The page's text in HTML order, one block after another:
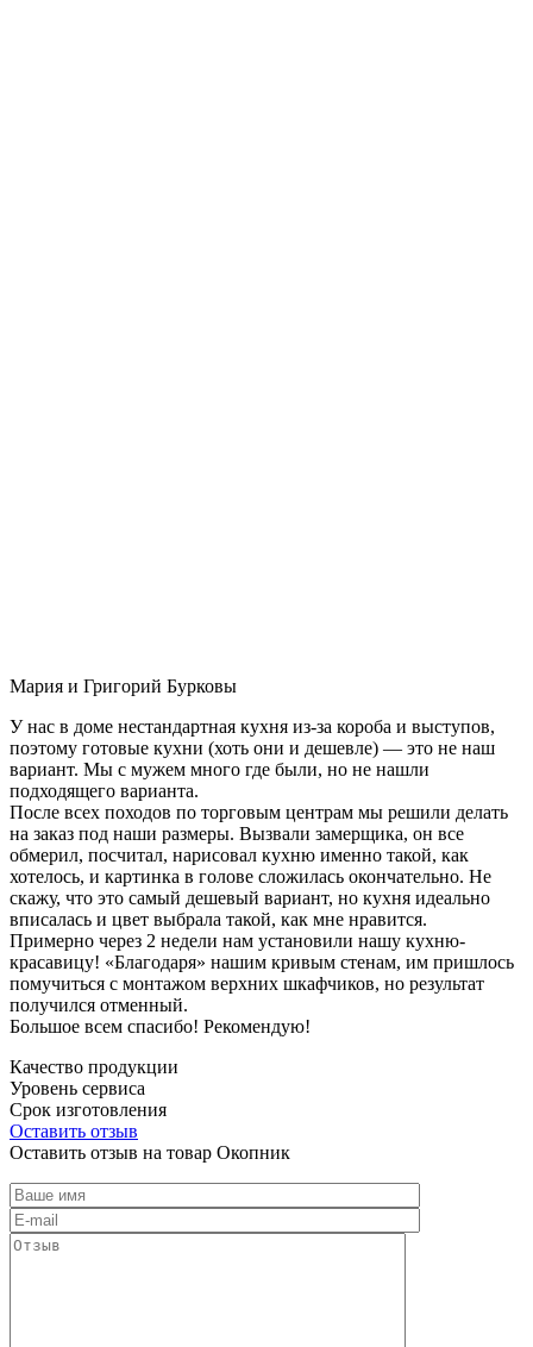
Мария и Григорий Бурковы
У нас в доме нестандартная кухня из-за короба и выступов,
поэтому готовые кухни (хоть они и дешевле) — это не наш
вариант. Мы с мужем много где были, но не нашли
подходящего варианта.
После всех походов по торговым центрам мы решили делать
на заказ под наши размеры. Вызвали замерщика, он все
обмерил, посчитал, нарисовал кухню именно такой, как
хотелось, и картинка в голове сложилась окончательно. Не
скажу, что это самый дешевый вариант, но кухня идеально
вписалась и цвет выбрала такой, как мне нравится.
Примерно через 2 недели нам установили нашу кухню-
красавицу! «Благодаря» нашим кривым стенам, им пришлось
помучиться с монтажом верхних шкафчиков, но результат
получился отменный.
Большое всем спасибо! Рекомендую!
Качество продукции
Уровень сервиса
Срок изготовления
Оставить отзыв
Оставить отзыв на товар Окопник